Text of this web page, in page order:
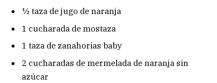
½ taza de jugo de naranja
1 cucharada de mostaza
1 taza de zanahorias baby
2 cucharadas de mermelada de naranja sin
azúcar